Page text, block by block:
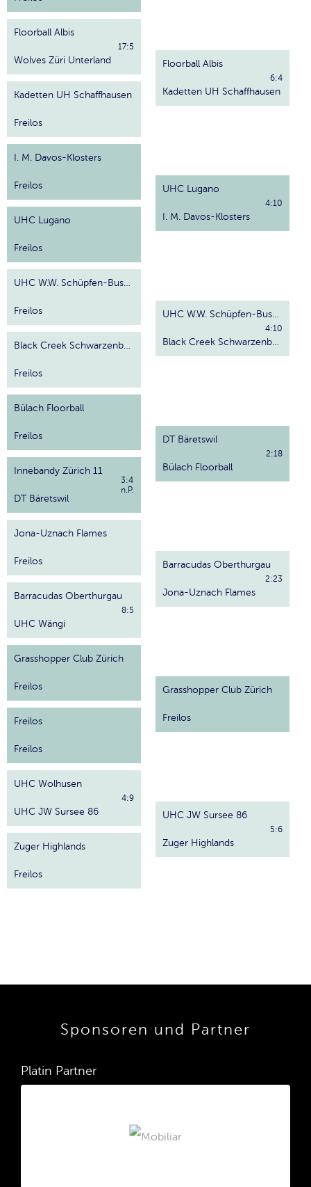
Floorball Albis
Wolves Züri Unterland
17:5
Kadetten UH Schaffhausen
Freilos
I. M. Davos-Klosters
Freilos
UHC Lugano
Freilos
UHC W.W. Schüpfen-Busswil
Freilos
Black Creek Schwarzenbach
Freilos
Bülach Floorball
Freilos
Innebandy Zürich 11
DT Bäretswil
3:4
n.P.
Jona-Uznach Flames
Freilos
Barracudas Oberthurgau
UHC Wängi
8:5
Grasshopper Club Zürich
Freilos
Freilos
Freilos
UHC Wolhusen
UHC JW Sursee 86
4:9
Zuger Highlands
Freilos
Floorball Albis
Kadetten UH Schaffhausen
6:4
UHC Lugano
I. M. Davos-Klosters
4:10
UHC W.W. Schüpfen-Busswil
Black Creek Schwarzenbach
4:10
DT Bäretswil
Bülach Floorball
2:18
Barracudas Oberthurgau
Jona-Uznach Flames
2:23
Grasshopper Club Zürich
Freilos
UHC JW Sursee 86
Zuger Highlands
5:6
Sponsoren und Partner
Platin Partner